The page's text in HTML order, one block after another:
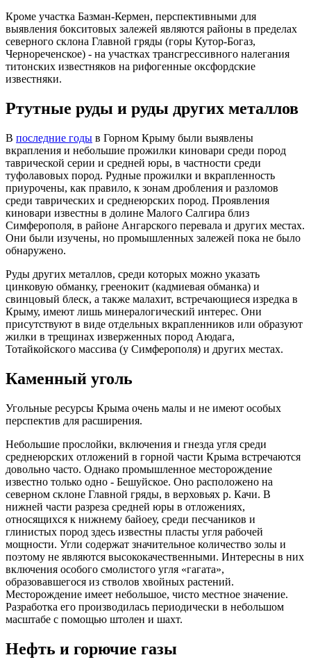
Кроме участка Базман-Кермен, перспективными для
выявления бокситовых залежей являются районы в пределах
северного склона Главной гряды (горы Кутор-Богаз,
Чернореченское) - на участках трансгрессивного налегания
титонских известняков на рифогенные оксфордские
известняки.
Ртутные руды и руды других металлов
В последние годы в Горном Крыму были выявлены
вкрапления и небольшие прожилки киновари среди пород
таврической серии и средней юры, в частности среди
туфолавовых пород. Рудные прожилки и вкрапленность
приурочены, как правило, к зонам дробления и разломов
среди таврических и среднеюрских пород. Проявления
киновари известны в долине Малого Салгира близ
Симферополя, в районе Ангарского перевала и других местах.
Они были изучены, но промышленных залежей пока не было
обнаружено.
Руды других металлов, среди которых можно указать
цинковую обманку, греенокит (кадмиевая обманка) и
свинцовый блеск, а также малахит, встречающиеся изредка в
Крыму, имеют лишь минералогический интерес. Они
присутствуют в виде отдельных вкрапленников или образуют
жилки в трещинах изверженных пород Аюдага,
Тотайкойского массива (у Симферополя) и других местах.
Каменный уголь
Угольные ресурсы Крыма очень малы и не имеют особых
перспектив для расширения.
Небольшие прослойки, включения и гнезда угля среди
среднеюрских отложений в горной части Крыма встречаются
довольно часто. Однако промышленное месторождение
известно только одно - Бешуйcкое. Оно расположено на
северном склоне Главной гряды, в верховьях р. Качи. В
нижней части разреза средней юры в отложениях,
относящихся к нижнему байоеу, среди песчаников и
глинистых пород здесь известны пласты угля рабочей
мощности. Угли содержат значительное количество золы и
поэтому не являются высококачественными. Интересны в них
включения особого смолистого угля «гагата»,
образовавшегося из стволов хвойных растений.
Месторождение имеет небольшое, чисто местное значение.
Разработка его производилась периодически в небольшом
масштабе с помощью штолен и шахт.
Нефть и горючие газы